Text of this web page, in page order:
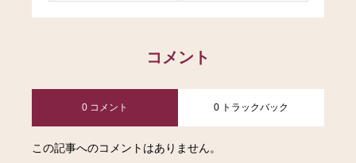
コメント
0 コメント 0 トラックバック
この記事へのコメントはありません。